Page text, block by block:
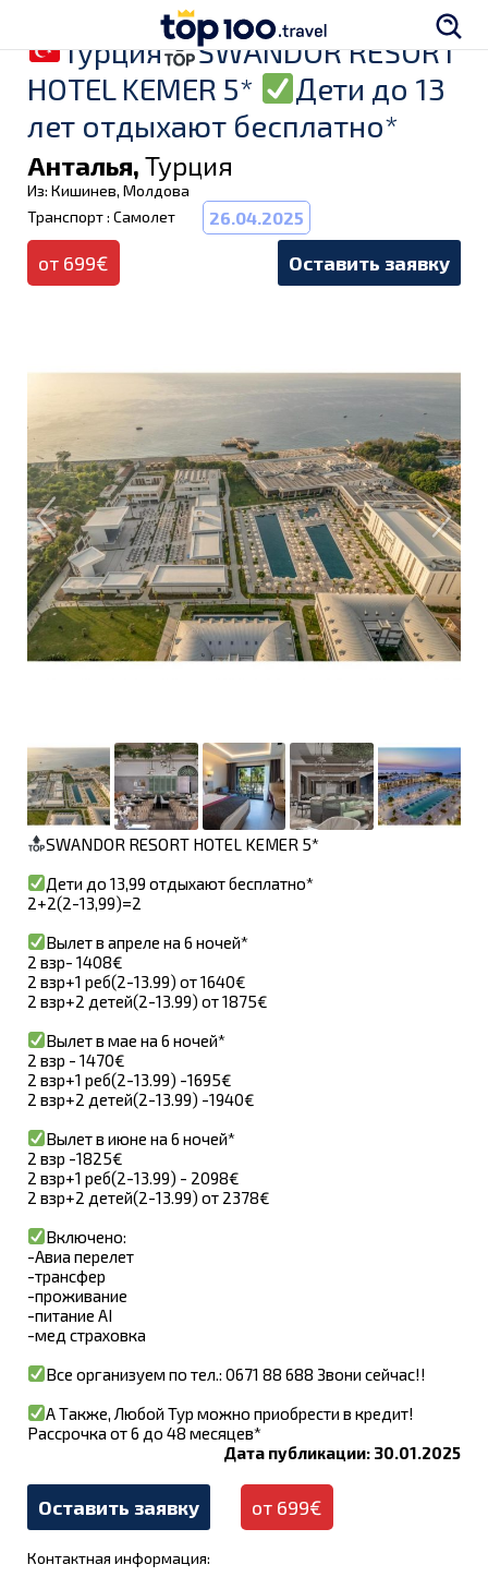
Турция
SWANDOR RESORT
HOTEL KEMER 5*
Дети до 13
лет отдыхают бесплатно*
Анталья, Турция
Из: Кишинев, Молдова
Транспорт : Самолет
26.04.2025
от 699€ Оставить заявку
SWANDOR RESORT HOTEL KEMER 5*
Дети до 13,99 отдыхают бесплатно*
2+2(2-13,99)=2
Вылет в апреле на 6 ночей*
2 взр- 1408€
2 взр+1 реб(2-13.99) от 1640€
2 взр+2 детей(2-13.99) от 1875€
Вылет в мае на 6 ночей*
2 взр - 1470€
2 взр+1 реб(2-13.99) -1695€
2 взр+2 детей(2-13.99) -1940€
Вылет в июне на 6 ночей*
2 взр -1825€
2 взр+1 реб(2-13.99) - 2098€
2 взр+2 детей(2-13.99) от 2378€
Включено:
-Авиа перелет
-трансфер
-проживание
-питание AI
-мед страховка
Все организуем по тел.: 0671 88 688 Звони сейчас!!
А Также, Любой Тур можно приобрести в кредит!
Рассрочка от 6 до 48 месяцев*
Дата публикации: 30.01.2025
Оставить заявку от 699€
Контактная информация: